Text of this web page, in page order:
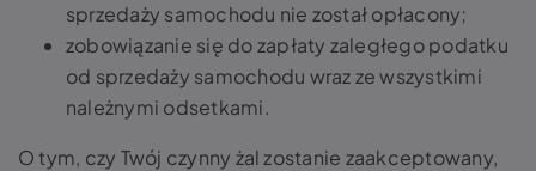
sprzedaży samochodu nie został opłacony;
zobowiązanie się do zapłaty zaległego podatku
od sprzedaży samochodu wraz ze wszystkimi
należnymi odsetkami.
O tym, czy Twój czynny żal zostanie zaakceptowany,